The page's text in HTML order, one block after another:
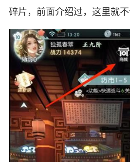
碎片，前面介绍过，这里就不